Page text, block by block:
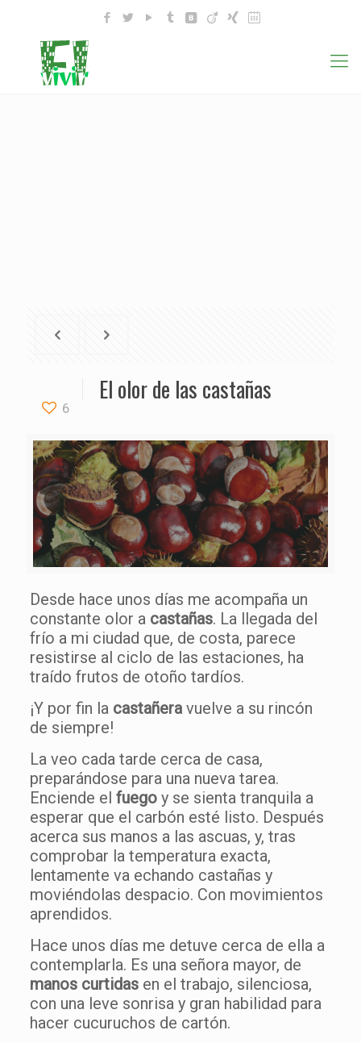
6
El olor de las castañas
Desde hace unos días me acompaña un
constante olor a castañas. La llegada del
frío a mi ciudad que, de costa, parece
resistirse al ciclo de las estaciones, ha
traído frutos de otoño tardíos.
¡Y por fin la castañeravuelve a su rincón
de siempre!
La veo cada tarde cerca de casa,
preparándose para una nueva tarea.
Enciende el fuego y se sienta tranquila a
esperar que el carbón esté listo. Después
acerca sus manos a las ascuas, y, tras
comprobar la temperatura exacta,
lentamente va echando castañas y
moviéndolas despacio. Con movimientos
aprendidos.
Hace unos días me detuve cerca de ella a
contemplarla. Es una señora mayor, de
manos curtidas en el trabajo, silenciosa,
con una leve sonrisa y gran habilidad para
hacer cucuruchos de cartón.